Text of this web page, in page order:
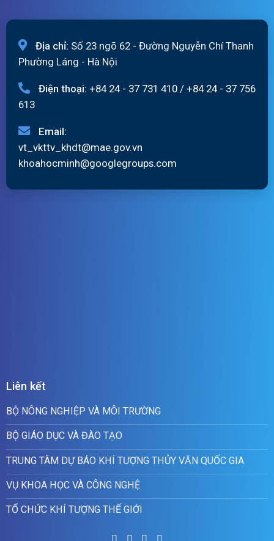
Địa chỉ: Số 23 ngõ 62 - Đường Nguyễn Chí Thanh
Phường Láng - Hà Nội
Điện thoại: +84 24 - 37 731 410 / +84 24 - 37 756
613
Email:
vt_vkttv_khdt@mae.gov.vn
khoahocminh@googlegroups.com
Liên kết
BỘ NÔNG NGHIỆP VÀ MÔI TRƯỜNG
BỘ GIÁO DỤC VÀ ĐÀO TẠO
TRUNG TÂM DỰ BÁO KHÍ TƯỢNG THỦY VĂN QUỐC GIA
VỤ KHOA HỌC VÀ CÔNG NGHỆ
TỔ CHỨC KHÍ TƯỢNG THẾ GIỚI